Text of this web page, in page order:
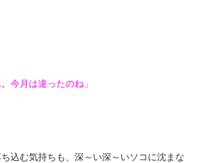
今月は違ったのね」
込む気持ちも、深～い深～いソコに沈まな